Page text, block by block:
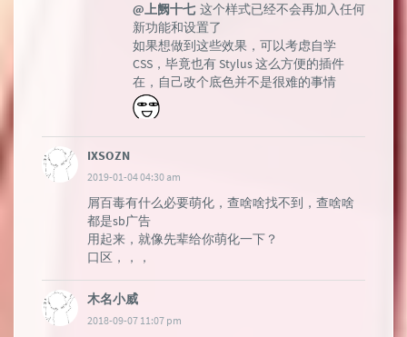
@上阙十七 这个样式已经不会再加入任何
新功能和设置了
如果想做到这些效果，可以考虑自学
CSS，毕竟也有 Stylus 这么方便的插件
在，自己改个底色并不是很难的事情
IXSOZN
2019-01-04 04:30 am
屑百毒有什么必要萌化，查啥啥找不到，查啥啥
都是sb广告
用起来，就像先辈给你萌化一下？
口区，，，
木名小威
2018-09-07 11:07 pm